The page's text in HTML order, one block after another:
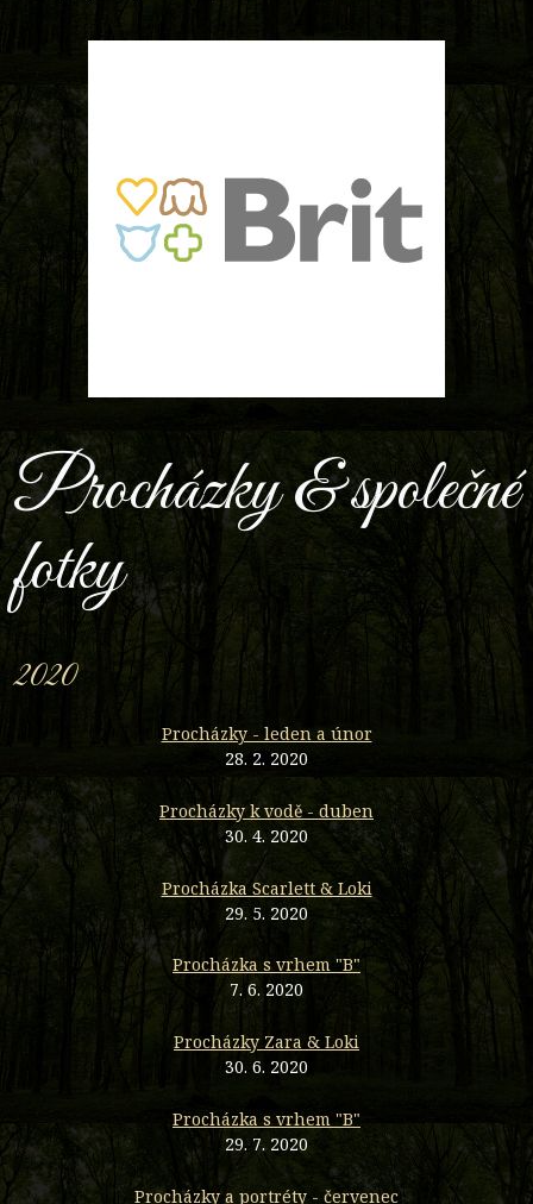
Procházky & společné
fotky
2020
Procházky - leden a únor
28. 2. 2020
Procházky k vodě - duben
30. 4. 2020
Procházka Scarlett & Loki
29. 5. 2020
Procházka s vrhem "B"
7. 6. 2020
Procházky Zara & Loki
30. 6. 2020
Procházka s vrhem "B"
29. 7. 2020
Procházky a portréty - červenec